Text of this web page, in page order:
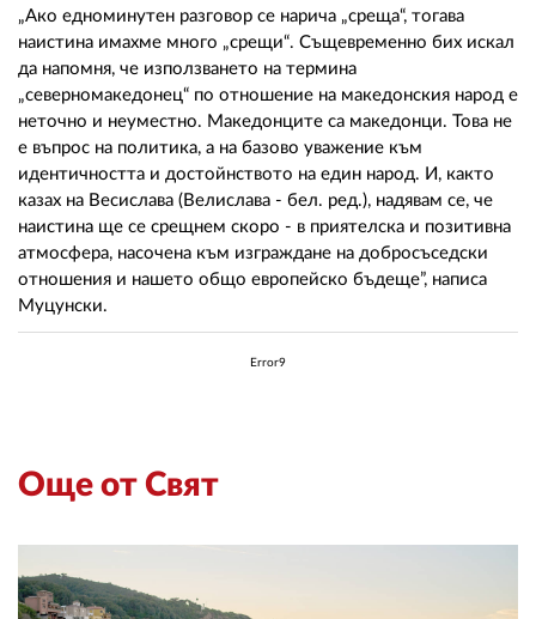
„Ако едноминутен разговор се нарича „среща“, тогава
наистина имахме много „срещи“. Същевременно бих искал
да напомня, че използването на термина
„северномакедонец“ по отношение на македонския народ е
неточно и неуместно. Македонците са македонци. Това не
е въпрос на политика, а на базово уважение към
идентичността и достойнството на един народ. И, както
казах на Весислава (Велислава - бел. ред.), надявам се, че
наистина ще се срещнем скоро - в приятелска и позитивна
атмосфера, насочена към изграждане на добросъседски
отношения и нашето общо европейско бъдеще”, написа
Муцунски.
Error9
Още от Свят